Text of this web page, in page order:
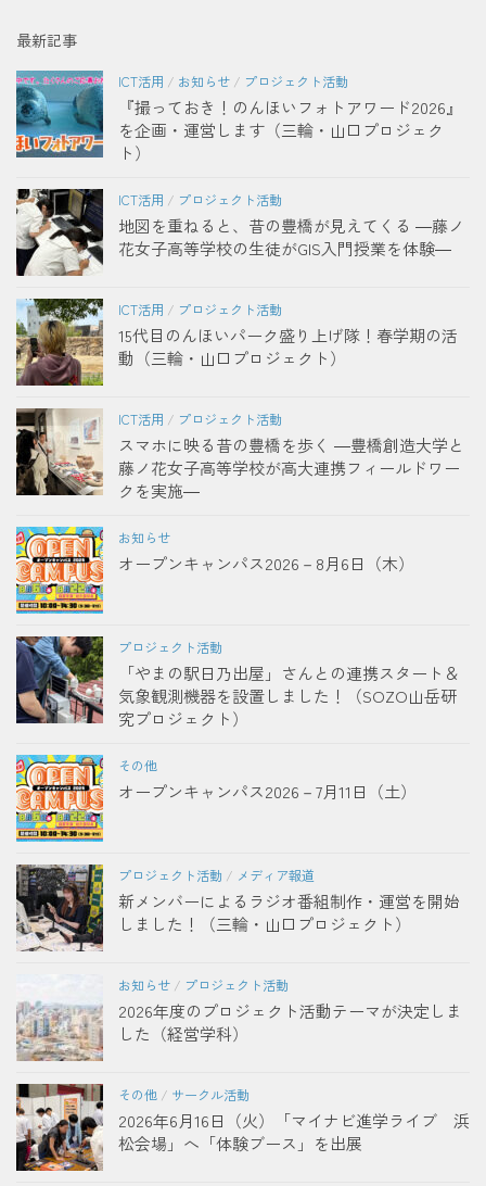
最新記事
ICT活用 / お知らせ / プロジェクト活動
『撮っておき！のんほいフォトアワード2026』
を企画・運営します（三輪・山口プロジェク
ト）
ICT活用 / プロジェクト活動
地図を重ねると、昔の豊橋が見えてくる ―藤ノ
花女子高等学校の生徒がGIS入門授業を体験―
ICT活用 / プロジェクト活動
15代目のんほいパーク盛り上げ隊！春学期の活
動（三輪・山口プロジェクト）
ICT活用 / プロジェクト活動
スマホに映る昔の豊橋を歩く ―豊橋創造大学と
藤ノ花女子高等学校が高大連携フィールドワー
クを実施―
お知らせ
オープンキャンパス2026－8月6日（木）
プロジェクト活動
「やまの駅日乃出屋」さんとの連携スタート＆
気象観測機器を設置しました！（SOZO山岳研
究プロジェクト）
その他
オープンキャンパス2026－7月11日（土）
プロジェクト活動 / メディア報道
新メンバーによるラジオ番組制作・運営を開始
しました！（三輪・山口プロジェクト）
お知らせ / プロジェクト活動
2026年度のプロジェクト活動テーマが決定しま
した（経営学科）
その他 / サークル活動
2026年6月16日（火）「マイナビ進学ライブ 浜
松会場」へ「体験ブース」を出展